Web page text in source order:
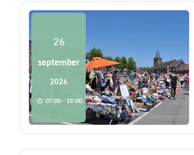
26
september
2026
07:00 - 13:00